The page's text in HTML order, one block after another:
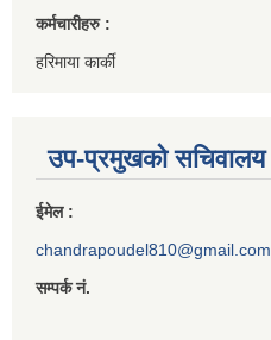
कर्मचारीहरु :
हरिमाया कार्की
उप-प्रमुखको सचिवालय
ईमेल :
chandrapoudel810@gmail.com
सम्पर्क नं.